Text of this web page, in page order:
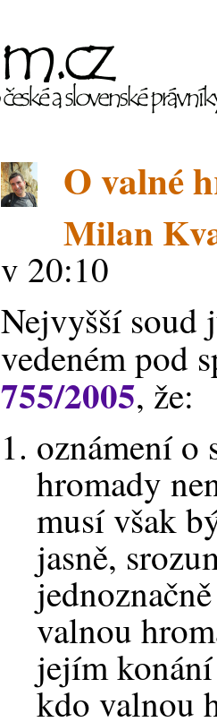
O valné
Milan
v 20:10
Nejvyšší soud
vedeném pod
755/2005, že:
oznámení o
hromady
musí však
jasně,
valnou
jejím
kdo valnou